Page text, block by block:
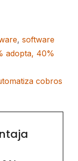
, software
adopta, 40%
cobros